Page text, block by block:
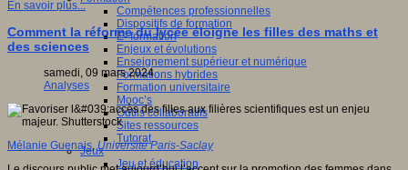
Compétences professionnelles
Dispositifs de formation
E- formation
Enjeux et évolutions
Enseignement supérieur et numérique
Formations hybrides
Formation universitaire
Mooc’s
Outils collaboratifs
Sites ressources
Tutorat
Jeux
Jeu et éducation
En savoir plus...
Comment la réforme du lycée éloigne les filles des maths et
des sciences
samedi, 09 mars 2024
Analyses
Mélanie Guenais,Université Paris-Saclay